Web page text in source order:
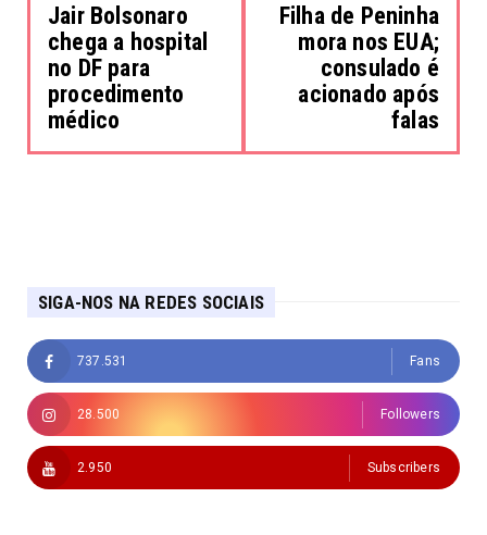
Jair Bolsonaro
chega a hospital
no DF para
procedimento
médico
Filha de Peninha
mora nos EUA;
consulado é
acionado após
falas
SIGA-NOS NA REDES SOCIAIS
737.531 Fans
28.500 Followers
2.950 Subscribers